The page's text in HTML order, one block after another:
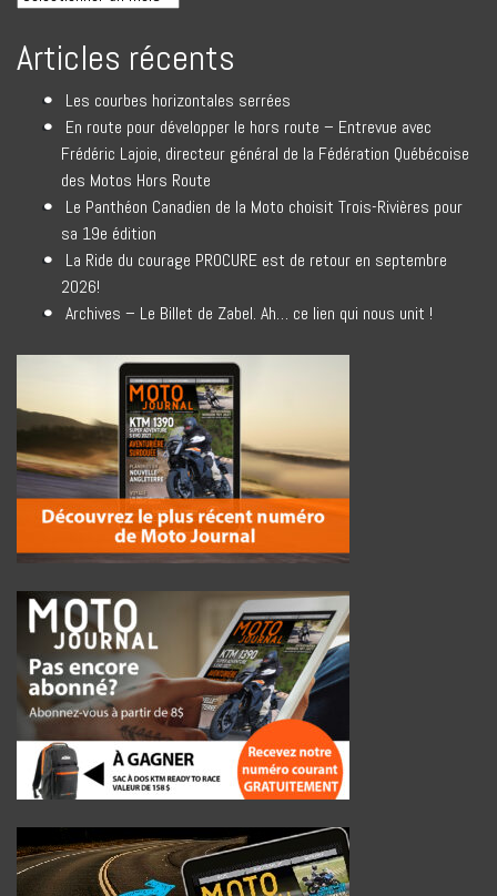
Articles récents
Les courbes horizontales serrées
En route pour développer le hors route – Entrevue avec
Frédéric Lajoie, directeur général de la Fédération Québécoise
des Motos Hors Route
Le Panthéon Canadien de la Moto choisit Trois-Rivières pour
sa 19e édition
La Ride du courage PROCURE est de retour en septembre
2026!
Archives – Le Billet de Zabel. Ah… ce lien qui nous unit !